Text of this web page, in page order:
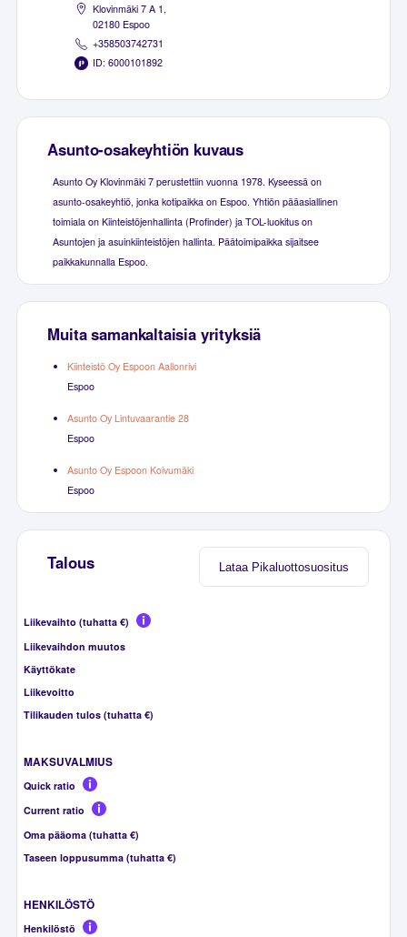
Klovinmäki 7 A 1,
02180 Espoo
+358503742731
ID: 6000101892
Asunto-osakeyhtiön kuvaus
Asunto Oy Klovinmäki 7 perustettiin vuonna 1978. Kyseessä on
asunto-osakeyhtiö, jonka kotipaikka on Espoo. Yhtiön pääasiallinen
toimiala on Kiinteistöjenhallinta (Profinder) ja TOL-luokitus on
Asuntojen ja asuinkiinteistöjen hallinta. Päätoimipaikka sijaitsee
paikkakunnalla Espoo.
Muita samankaltaisia yrityksiä
Kiinteistö Oy Espoon Aallonrivi
Espoo
Asunto Oy Lintuvaarantie 28
Espoo
Asunto Oy Espoon Koivumäki
Espoo
Lataa Pikaluottosuositus
Talous
Liikevaihto (tuhatta €)
Liikevaihdon muutos
Käyttökate
Liikevoitto
Tilikauden tulos (tuhatta €)
MAKSUVALMIUS
Quick ratio
Current ratio
Oma pääoma (tuhatta €)
Taseen loppusumma (tuhatta €)
HENKILÖSTÖ
Henkilöstö